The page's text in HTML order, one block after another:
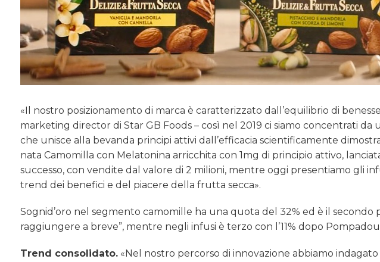
«Il nostro posizionamento di marca è caratterizzato dall’equilibrio di
marketing director di Star GB Foods – così nel 2019 ci siamo concentrati
che unisce alla bevanda principi attivi dall’efficacia scientificamente
nata Camomilla con Melatonina arricchita con 1mg di principio attivo,
successo, con vendite dal valore di 2 milioni, mentre oggi presentiamo gli
trend dei benefici e del piacere della frutta secca».
Sognid’oro nel segmento camomille ha una quota del 32% ed è il secondo
raggiungere a breve”, mentre negli infusi è terzo con l’11% dopo
Trend consolidato. «Nel nostro percorso di innovazione abbiamo